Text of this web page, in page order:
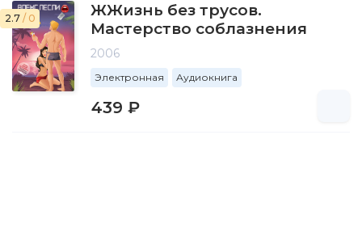
2.7 / 0
ЖЖизнь без трусов.
Мастерство соблазнения
2006
Электронная Аудиокнига
439 ₽